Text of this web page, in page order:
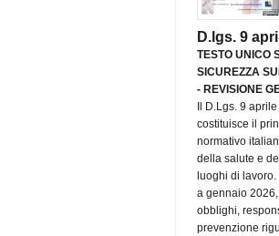
D.lgs. 9
TESTO UNICO
SICUREZZA
- REVISIONE
Il D.Lgs. 9
costituisce il
normativo
della salute e
luoghi di
a gennaio
obblighi,
prevenzione